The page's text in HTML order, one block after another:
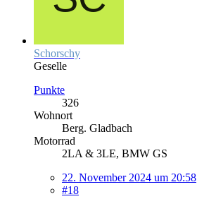
Schorschy
Geselle
Punkte
326
Wohnort
Berg. Gladbach
Motorrad
2LA & 3LE, BMW GS
22. November 2024 um 20:58
#18